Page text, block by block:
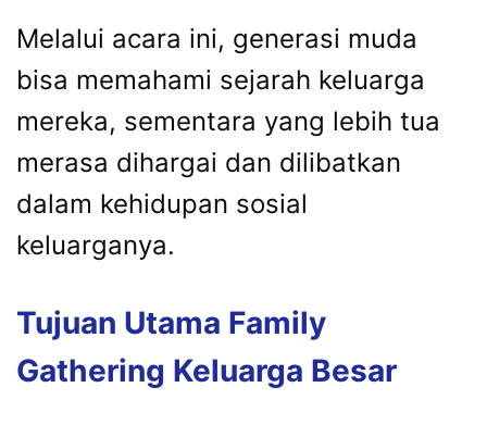
Melalui acara ini, generasi muda
bisa memahami sejarah keluarga
mereka, sementara yang lebih tua
merasa dihargai dan dilibatkan
dalam kehidupan sosial
keluarganya.
Tujuan Utama Family
Gathering Keluarga Besar